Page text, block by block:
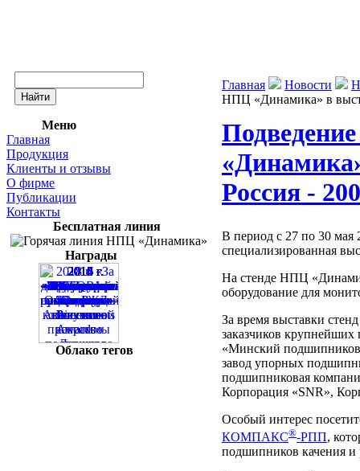
Меню
Главная
Продукция
Клиенты и отзывы
О фирме
Публикации
Контакты
Бесплатная линия
Награды
Облако тегов
Главная Новости
НПЦ «Динамика» в
Россия -
В период с 27 по 30
специализированная
На стенде НПЦ
оборудование для
За время выставки
заказчиков
«Минский
завод упорных
подшипниковая
Корпорация «SNR»,
Особый интерес
КОМПАКС®-РПП,
подшипников качения и